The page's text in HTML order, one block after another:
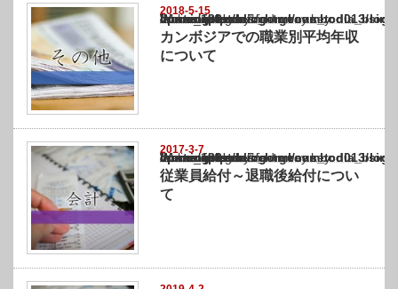
2018-5-15
Warning
: Undefined array key "show_category" in
/home/netst/kuno-cpa.co.jp/public_html/cambodia_blog/wp-content/themes/
on line183
カンボジアでの職業別平均年収
について
2017-3-7
Warning
: Undefined array key "show_category" in
/home/netst/kuno-cpa.co.jp/public_html/cambodia_blog/wp-content/themes/
on line183
従業員給付～退職後給付につい
て